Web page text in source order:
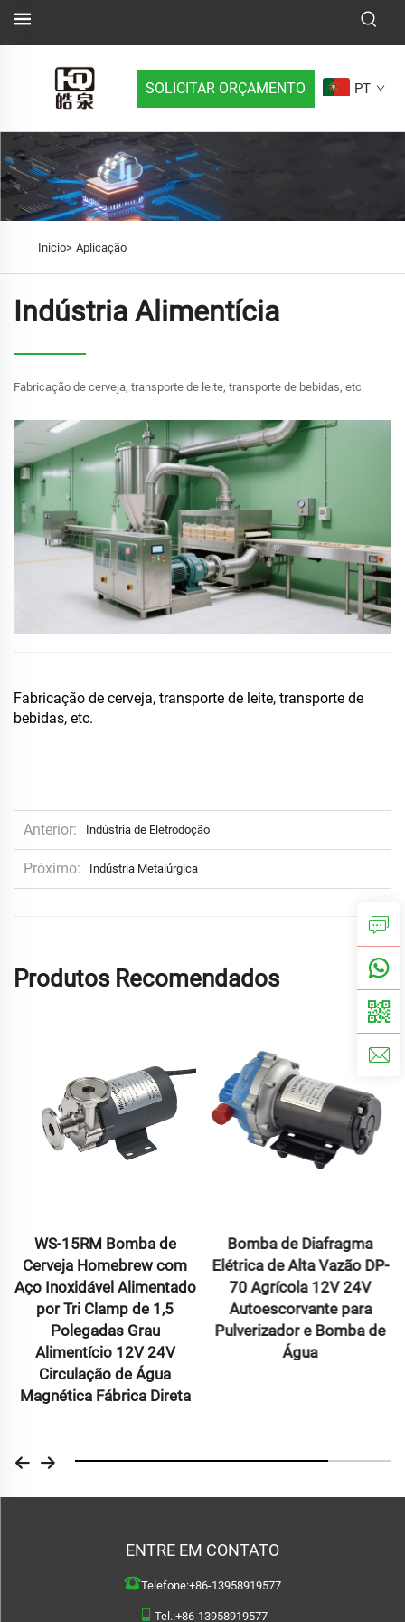
SOLICITAR ORÇAMENTO PT
Início> Aplicação
Indústria Alimentícia
Fabricação de cerveja, transporte de leite, transporte de bebidas, etc.
Fabricação de cerveja, transporte de leite, transporte de
bebidas, etc.
Anterior Indústria de Eletrodoção
Próximo Indústria Metalúrgica
Produtos Recomendados
WS-15RM Bomba de
Cerveja Homebrew com
Aço Inoxidável Alimentado
por Tri Clamp de 1,5
Polegadas Grau
Alimentício 12V 24V
Circulação de Água
Magnética Fábrica Direta
Bomba de Diafragma
Elétrica de Alta Vazão DP-
70 Agrícola 12V 24V
Autoescorvante para
Pulverizador e Bomba de
Água
ENTRE EM CONTATO
Telefone:+86-13958919577
Tel.:+86-13958919577